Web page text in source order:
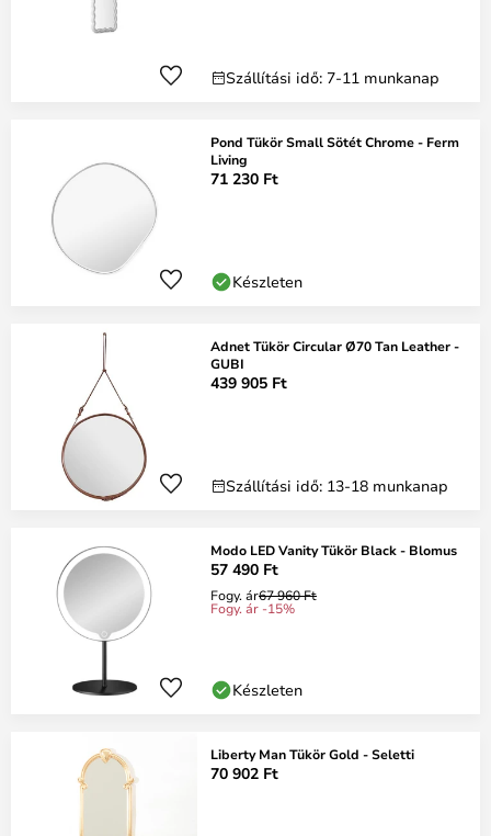
Szállítási idő: 7-11 munkanap
Pond Tükör Small Sötét Chrome - Ferm
Living
71 230 Ft
Készleten
Adnet Tükör Circular Ø70 Tan Leather -
GUBI
439 905 Ft
Szállítási idő: 13-18 munkanap
Modo LED Vanity Tükör Black - Blomus
57 490 Ft
Fogy. ár67 960 Ft
Fogy. ár -15%
Készleten
Liberty Man Tükör Gold - Seletti
70 902 Ft